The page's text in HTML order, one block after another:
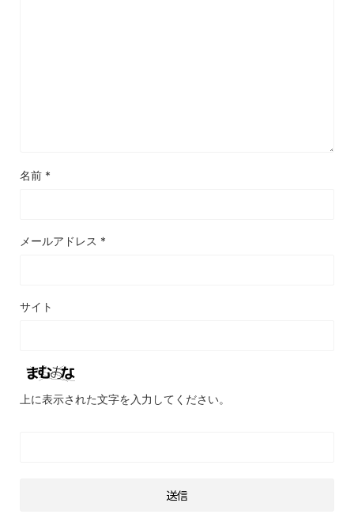
名前 *
メールアドレス *
サイト
上に表示された文字を入力してください。